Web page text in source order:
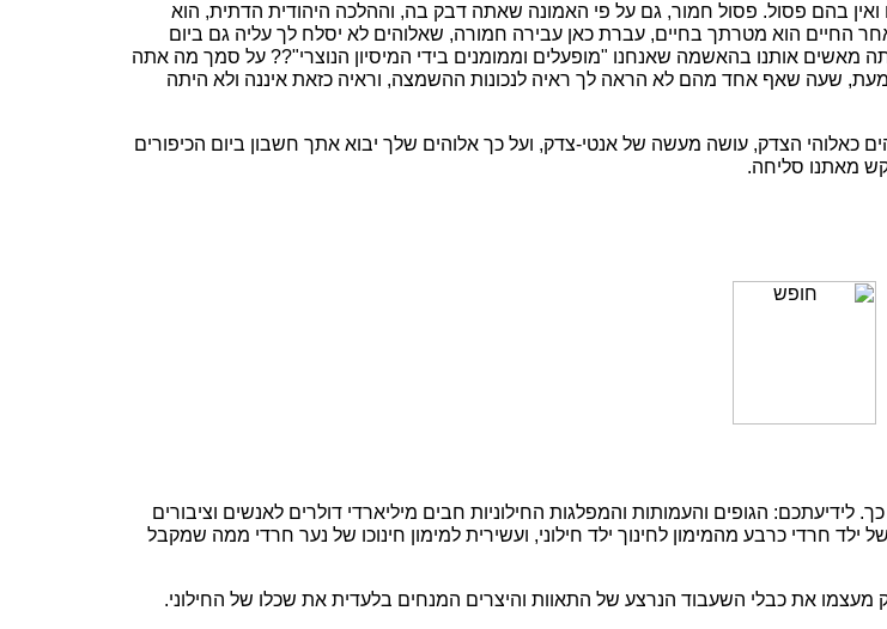
ואין בהם פסול. פסול חמור, גם על פי האמונה שאתה דבק בה, וההלכה היהודית הדתית, הוא
הוא מטרתך בחיים, עברת כאן עבירה חמורה, שאלוהים לא יסלח לך עליה גם ביום
מאשים אותנו בהאשמה שאנחנו "מופעלים וממומנים בידי המיסיון הנוצרי"?? על סמך מה אתה
שעה שאף אחד מהם לא הראה לך ראיה לנכונות ההשמצה, וראיה כזאת איננה ולא היתה
כאלוהי הצדק, עושה מעשה של אנטי-צדק, ועל כך אלוהים שלך יבוא אתך חשבון ביום הכיפורים
מאתנו סליחה.
הגופים והעמותות והמפלגות החילוניות חבים מיליארדי דולרים לאנשים וציבורים
ילד חרדי כרבע מהמימון לחינוך ילד חילוני, ועשירית למימון חינוכו של נער חרדי ממה שמקבל
מעצמו את כבלי השעבוד הנרצע של התאוות והיצרים המנחים בלעדית את שכלו של החילוני.